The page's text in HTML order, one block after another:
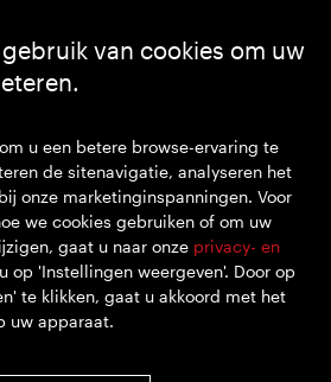
van cookies om uw
u een betere browse-ervaring te
de sitenavigatie, analyseren het
onze marketinginspanningen. Voor
we cookies gebruiken of om uw
gaat u naar onze privacy- en
op 'Instellingen weergeven'. Door op
te klikken, gaat u akkoord met het
uw apparaat.
https://www.linkedin.com/
https://www.youtube.com/
https://twitter.com/
en Wales